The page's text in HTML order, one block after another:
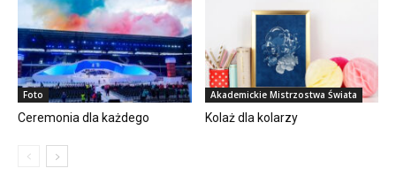
Foto
Ceremonia dla każdego
Akademickie Mistrzostwa Świata
Kolaż dla kolarzy